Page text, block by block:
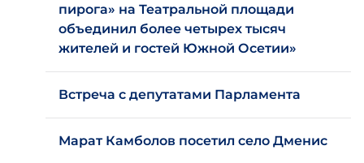
пирога» на Театральной площади
объединил более четырех тысяч
жителей и гостей Южной Осетии»
Встреча с депутатами Парламента
Марат Камболов посетил село Дменис